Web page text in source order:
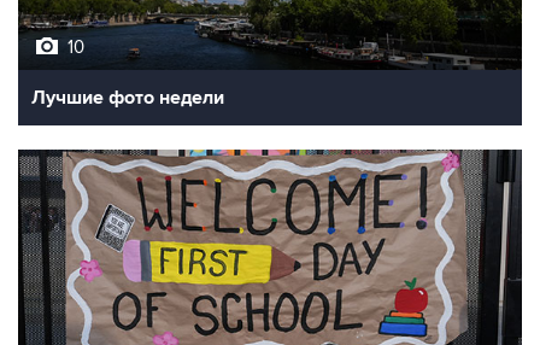
10
Лучшие фото недели